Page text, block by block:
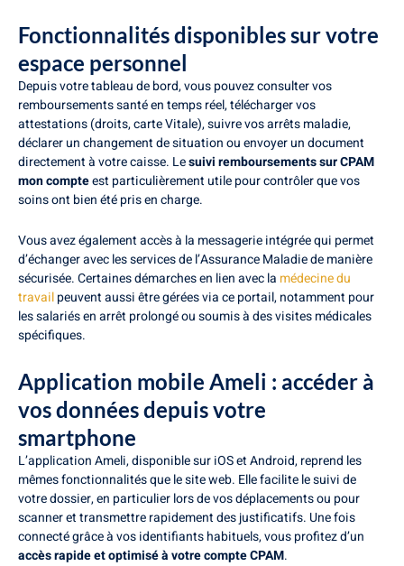
Fonctionnalités disponibles sur votre
espace personnel
Depuis votre tableau de bord, vous pouvez consulter vos
remboursements santé en temps réel, télécharger vos
attestations (droits, carte Vitale), suivre vos arrêts maladie,
déclarer un changement de situation ou envoyer un document
directement à votre caisse. Lesuivi remboursements sur CPAM
mon compteest particulièrement utile pour contrôler que vos
soins ont bien été pris en charge.
Vous avez également accès à la messagerie intégrée qui permet
d’échanger avec les services de l’Assurance Maladie de manière
sécurisée. Certaines démarches en lien avec la médecine du
travailpeuvent aussi être gérées via ce portail, notamment pour
les salariés en arrêt prolongé ou soumis à des visites médicales
spécifiques.
Application mobile Ameli : accéder à
vos données depuis votre
smartphone
L’application Ameli, disponible sur iOS et Android, reprend les
mêmes fonctionnalités que le site web. Elle facilite le suivi de
votre dossier, en particulier lors de vos déplacements ou pour
scanner et transmettre rapidement des justificatifs. Une fois
connecté grâce à vos identifiants habituels, vous profitez d’un
accès rapide et optimisé à votre compte CPAM.